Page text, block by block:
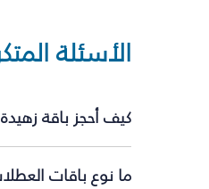
الأسئلة
كيف أحجز باقة
ما نوع باقات